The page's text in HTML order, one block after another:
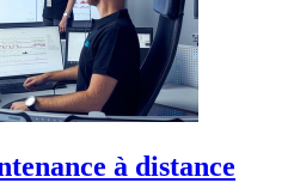
à distance